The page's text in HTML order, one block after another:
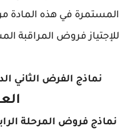
المستمرة في هذه المادة
للإجتياز فروض المراقبة
نماذج الفرض الثاني
نماذج فروض المرحلة